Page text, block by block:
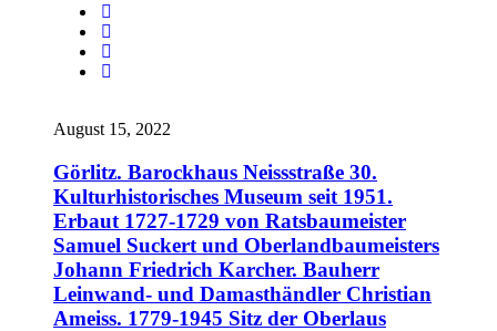
August 15, 2022
Görlitz. Barockhaus Neissstraße 30.
Kulturhistorisches Museum seit 1951.
Erbaut 1727-1729 von Ratsbaumeister
Samuel Suckert und Oberlandbaumeisters
Johann Friedrich Karcher. Bauherr
Leinwand- und Damasthändler Christian
Ameiss. 1779-1945 Sitz der Oberlaus